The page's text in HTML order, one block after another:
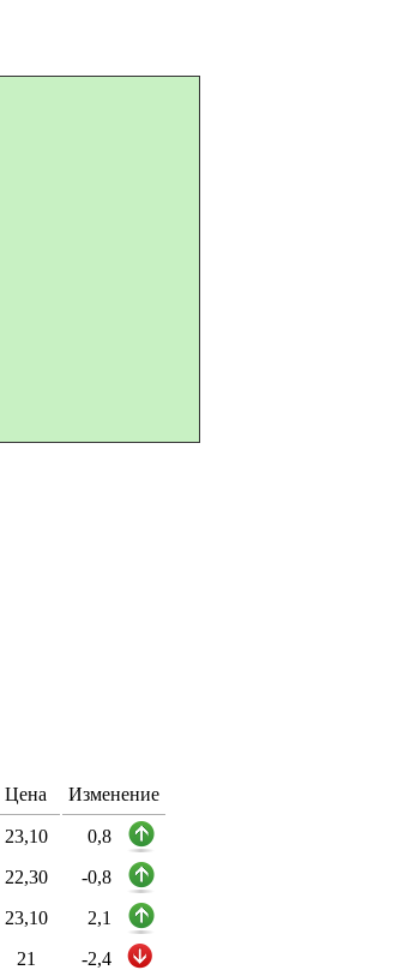
Цена Изменение
23,10
0,8
22,30
-0,8
23,10
2,1
21
-2,4